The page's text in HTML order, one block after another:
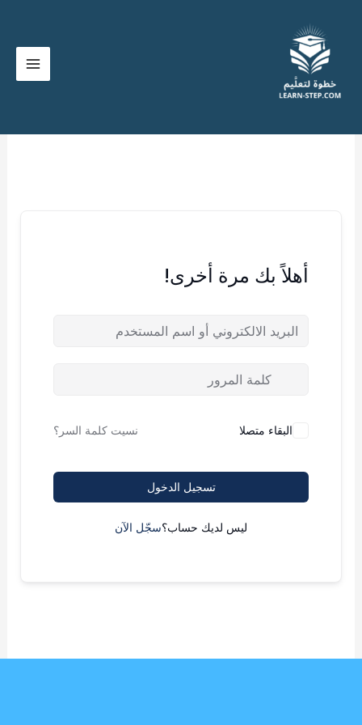
المحتوى
أهلاً بك مرة أخرى!
البقاء متصلا نسيت كلمة السر؟
تسجيل الدخول
ليس لديك حساب؟سجّل الآن